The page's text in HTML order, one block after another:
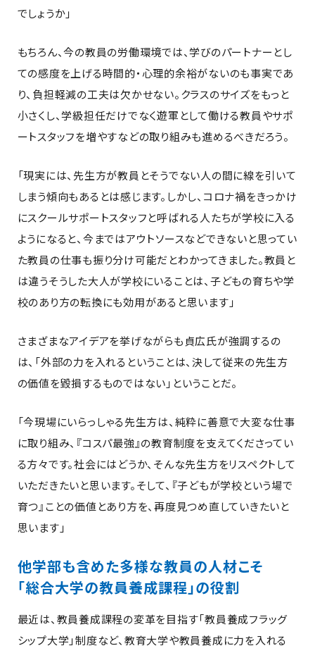
でしょうか」
もちろん、今の教員の労働環境では、学びのパートナーとし
ての感度を上げる時間的・心理的余裕がないのも事実であ
り、負担軽減の工夫は欠かせない。クラスのサイズをもっと
小さくし、学級担任だけでなく遊軍として働ける教員やサポ
ートスタッフを増やすなどの取り組みも進めるべきだろう。
「現実には、先生方が教員とそうでない人の間に線を引いて
しまう傾向もあるとは感じます。しかし、コロナ禍をきっかけ
にスクールサポートスタッフと呼ばれる人たちが学校に入る
ようになると、今まではアウトソースなどできないと思ってい
た教員の仕事も振り分け可能だとわかってきました。教員と
は違うそうした大人が学校にいることは、子どもの育ちや学
校のあり方の転換にも効用があると思います」
さまざまなアイデアを挙げながらも貞広氏が強調するの
は、「外部の力を入れるということは、決して従来の先生方
の価値を毀損するものではない」ということだ。
「今現場にいらっしゃる先生方は、純粋に善意で大変な仕事
に取り組み、『コスパ最強』の教育制度を支えてくださってい
る方々です。社会にはどうか、そんな先生方をリスペクトして
いただきたいと思います。そして、『子どもが学校という場で
育つ』ことの価値とあり方を、再度見つめ直していきたいと
思います」
他学部も含めた多様な教員の人材こそ
「総合大学の教員養成課程」の役割
最近は、教員養成課程の変革を目指す「教員養成フラッグ
シップ大学」制度など、教育大学や教員養成に力を入れる